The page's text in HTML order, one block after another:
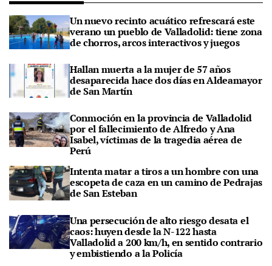
Un nuevo recinto acuático refrescará este
verano un pueblo de Valladolid: tiene zona
de chorros, arcos interactivos y juegos
Hallan muerta a la mujer de 57 años
desaparecida hace dos días en Aldeamayor
de San Martín
Conmoción en la provincia de Valladolid
por el fallecimiento de Alfredo y Ana
Isabel, víctimas de la tragedia aérea de
Perú
Intenta matar a tiros a un hombre con una
escopeta de caza en un camino de Pedrajas
de San Esteban
Una persecución de alto riesgo desata el
caos: huyen desde la N-122 hasta
Valladolid a 200 km/h, en sentido contrario
y embistiendo a la Policía